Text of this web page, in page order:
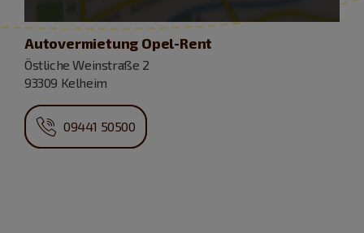
Autovermietung Opel-Rent
Östliche Weinstraße 2
93309 Kelheim
09441 50500